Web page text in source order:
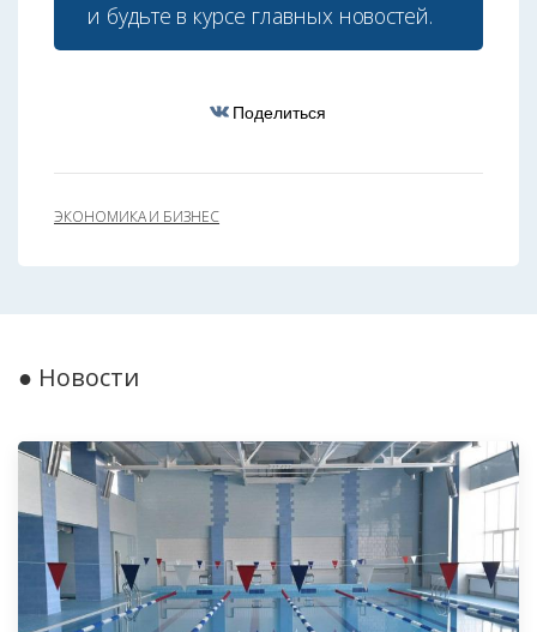
и будьте в курсе главных новостей.
Поделиться
ЭКОНОМИКА И БИЗНЕС
● Новости